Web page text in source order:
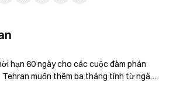
hạn 60 ngày cho các cuộc đàm phán
Tehran muốn thêm ba tháng tính từ ngày